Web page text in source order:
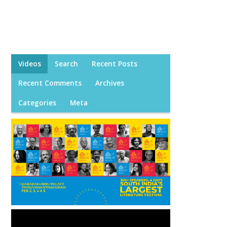
Videos Search Recent Posts
Recent Comments Archives
Categories Meta